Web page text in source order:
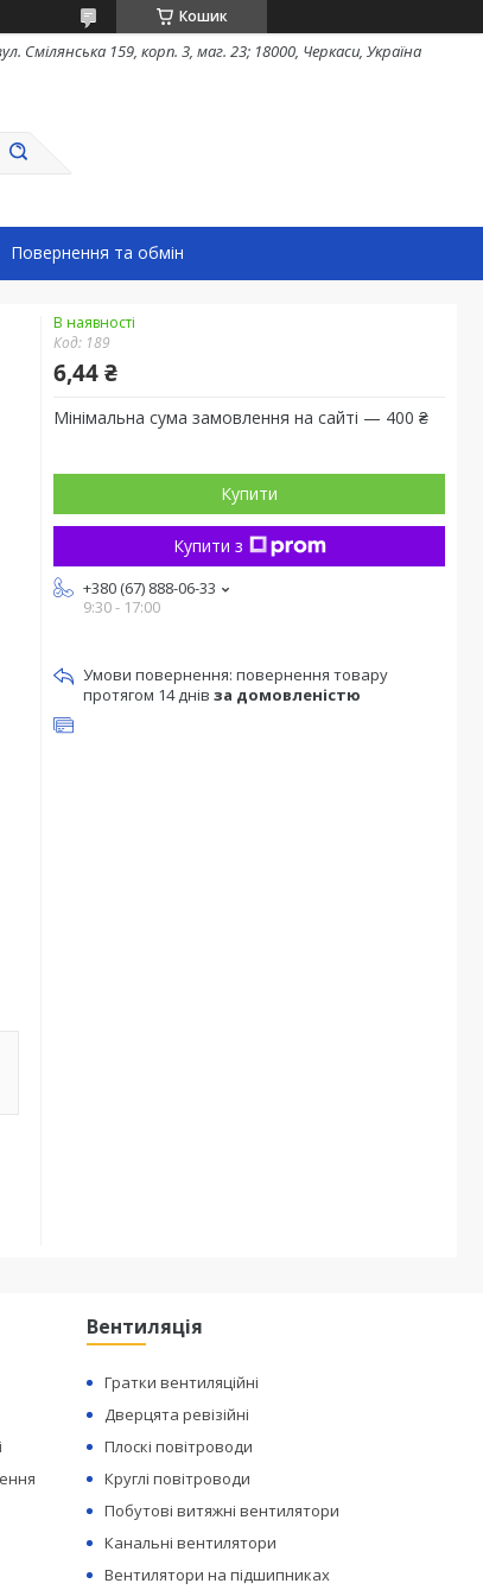
Кошик
Смілянська 159, корп. 3, маг. 23; 18000, Черкаси, Україна
Повернення та обмін
В наявності
Код: 189
6,44 ₴
Мінімальна сума замовлення на сайті — 400 ₴
Купити
Купити з
+380 (67) 888-06-33
9:30 - 17:00
повернення товару
протягом 14 днів за домовленістю
Вентиляція
Гратки вентиляційні
Дверцята ревізійні
Плоскі повітроводи
Круглі повітроводи
Побутові витяжні вентилятори
Канальні вентилятори
Вентилятори на підшипниках